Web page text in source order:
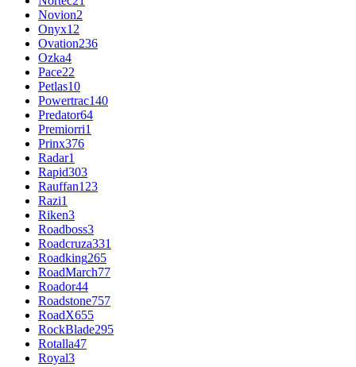
Novion2
Onyx12
Ovation236
Ozka4
Pace22
Petlas10
Powertrac140
Predator64
Premiorri1
Prinx376
Radar1
Rapid303
Rauffan123
Razi1
Riken3
Roadboss3
Roadcruza331
Roadking265
RoadMarch77
Roador44
Roadstone757
RoadX655
RockBlade295
Rotalla47
Royal3